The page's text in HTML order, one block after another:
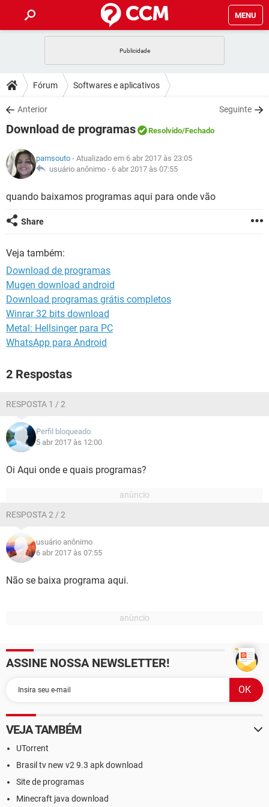
MENU
CELULAR FACEBOOK
OUTLOOK
INSTAGRAM GMAIL
GUIA DE COMPRAS
DICAS
JOGOS WHATSAPP
INSTAGRAM GMAIL
GUIA DE COMPRAS
DOWNLOADS
JOGOS WHATSAPP
CELULAR
OUTLOOK EXCEL
INSTAGRAM GMAIL
JOGOS WHATSAPP
CELULAR
OUTLOOK EXCEL
INSTAGRAM
GLOSSÁRIO
JOGOS WHATSAPP
INSTAGRAM
GUIA DE COMPRAS
Fórum Softwares e aplicativos
Anterior Seguinte
Download de programas Resolvido/Fechado
pamsouto - Atualizado em 6 abr 2017 às 23:05
usuário anônimo - 6 abr 2017 às 07:55
quando baixamos programas aqui para onde vão
Share
Veja também:
Download de programas
Mugen download android
Download programas grátis completos
Winrar 32 bits download
Metal: Hellsinger para PC
WhatsApp para Android
2 Respostas
RESPOSTA 1 / 2
Perfil bloqueado
5 abr 2017 às 12:00
Oi Aqui onde e quais programas?
RESPOSTA 2 / 2
usuário anônimo
6 abr 2017 às 07:55
Não se baixa programa aqui.
ASSINE NOSSA NEWSLETTER!
VEJA TAMBÉM
UTorrent
Brasil tv new v2 9.3 apk download
Site de programas
Minecraft java download